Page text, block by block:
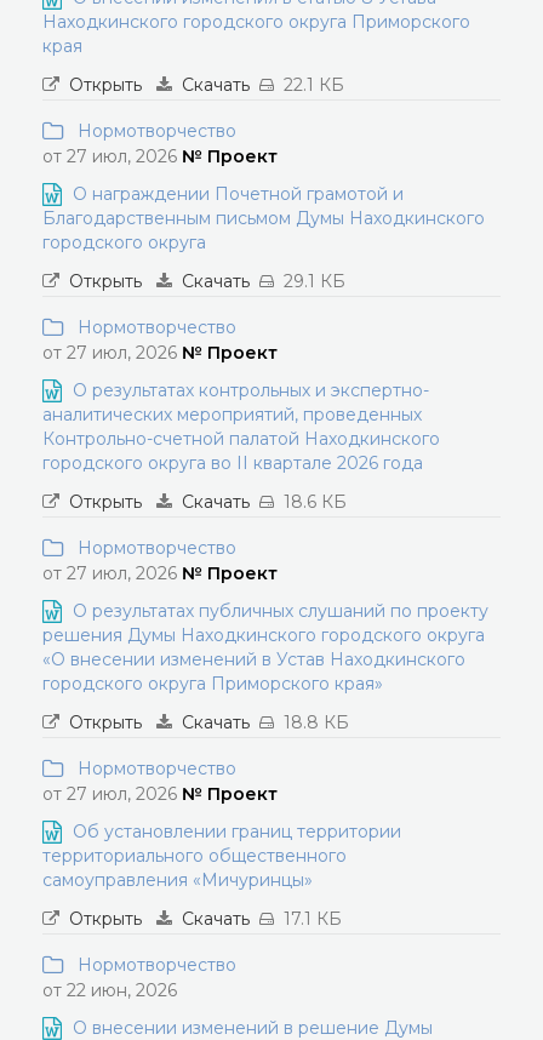
Находкинского городского округа Приморского
края
Открыть
Скачать 22.1 КБ
Нормотворчество
от 27 июл, 2026 № Проект
О награждении Почетной грамотой и
Благодарственным письмом Думы Находкинского
городского округа
Открыть
Скачать 29.1 КБ
Нормотворчество
от 27 июл, 2026 № Проект
О результатах контрольных и экспертно-
аналитических мероприятий, проведенных
Контрольно-счетной палатой Находкинского
городского округа во II квартале 2026 года
Открыть
Скачать 18.6 КБ
Нормотворчество
от 27 июл, 2026 № Проект
О результатах публичных слушаний по проекту
решения Думы Находкинского городского округа
«О внесении изменений в Устав Находкинского
городского округа Приморского края»
Открыть
Скачать 18.8 КБ
Нормотворчество
от 27 июл, 2026 № Проект
Об установлении границ территории
территориального общественного
самоуправления «Мичуринцы»
Открыть
Скачать 17.1 КБ
Нормотворчество
от 22 июн, 2026
О внесении изменений в решение Думы